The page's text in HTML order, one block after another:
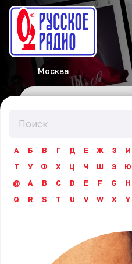
Москва
А Б В Г Д Е Ж З И
Т
У Ф Х Ц Ч Ш Э Ю
@
A B C D E F G H
Q
R S T U V W X Y